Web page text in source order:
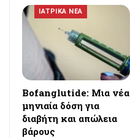
ΙΑΤΡΙΚΑ ΝΕΑ
Bofanglutide: Μια νέα
μηνιαία δόση για
διαβήτη και απώλεια
βάρους